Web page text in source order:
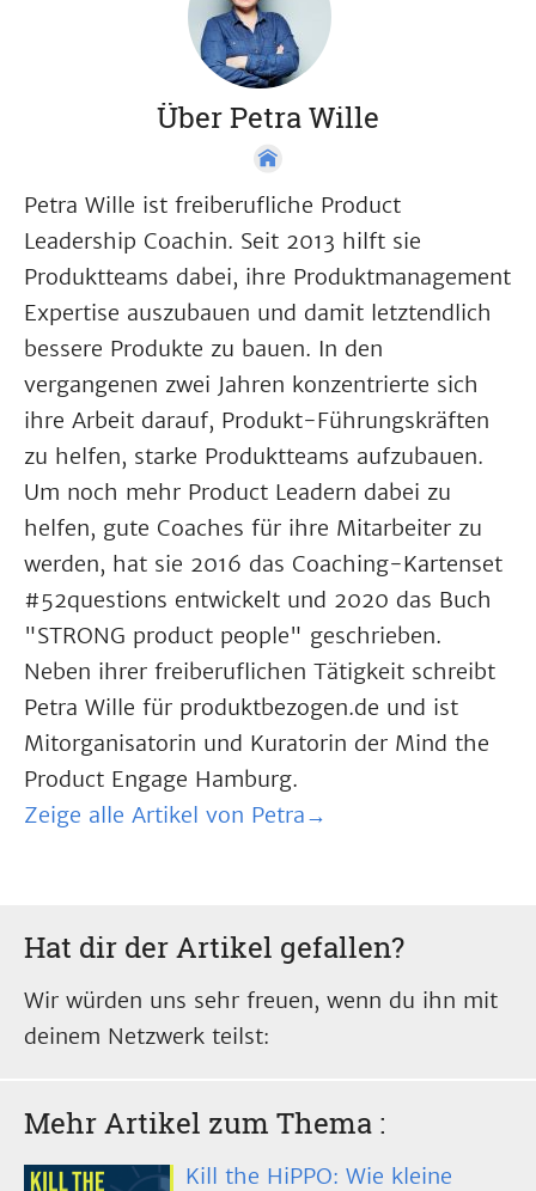
Über Petra Wille
Petra Wille ist freiberufliche Product
Leadership Coachin. Seit 2013 hilft sie
Produktteams dabei, ihre Produktmanagement
Expertise auszubauen und damit letztendlich
bessere Produkte zu bauen. In den
vergangenen zwei Jahren konzentrierte sich
ihre Arbeit darauf, Produkt-Führungskräften
zu helfen, starke Produktteams aufzubauen.
Um noch mehr Product Leadern dabei zu
helfen, gute Coaches für ihre Mitarbeiter zu
werden, hat sie 2016 das Coaching-Kartenset
#52questions entwickelt und 2020 das Buch
"STRONG product people" geschrieben.
Neben ihrer freiberuflichen Tätigkeit schreibt
Petra Wille für produktbezogen.de und ist
Mitorganisatorin und Kuratorin der Mind the
Product Engage Hamburg.
Zeige alle Artikel von Petra→
Hat dir der Artikel gefallen?
Wir würden uns sehr freuen, wenn du ihn mit
deinem Netzwerk teilst:
Mehr Artikel zum Thema :
Kill the HiPPO: Wie kleine